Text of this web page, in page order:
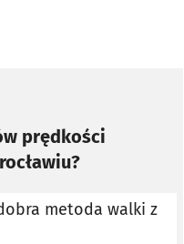
prędkości
metoda walki z